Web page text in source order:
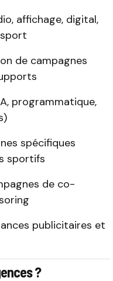
affichage, digital,
de campagnes
programmatique,
spécifiques
sportifs
de co-
publicitaires et
?